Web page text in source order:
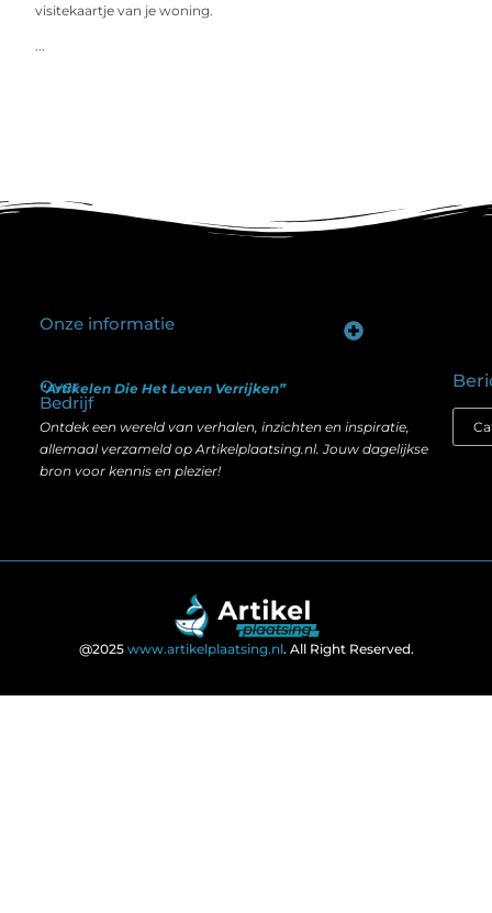
visitekaartje van je woning.
...
Over
Bedrijf
“Artikelen Die Het Leven Verrijken”
Ontdek een wereld van verhalen, inzichten en inspiratie,
allemaal verzameld op Artikelplaatsing.nl. Jouw dagelijkse
bron voor kennis en plezier!
Onze informatie
@2025 www.artikelplaatsing.nl. All Right Reserved.